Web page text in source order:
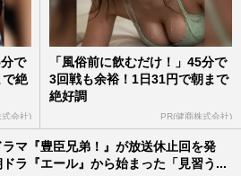
近所から漏れる“ほろ…
年12月30日号 2025/12/17
で
絶
式会社)
「風俗前に飲むだけ！」45分で
3回戦も余裕！1日31円で朝まで
絶好調
PR(健商株式会社)
ラマ『豊臣兄弟！』が放送休止回を発
ラ『エール』から始まった「見習う...